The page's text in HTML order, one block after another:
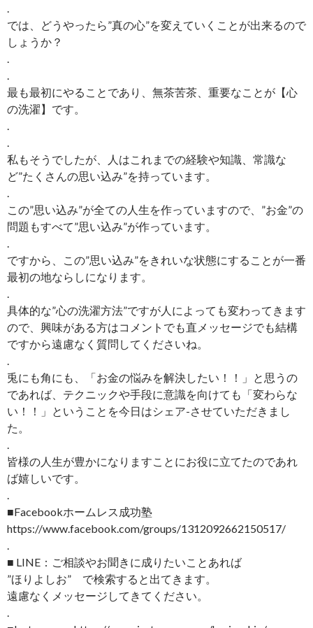
.
では、どうやったら”真の心”を変えていくことが出来るので
しょうか？
.
.
最も最初にやることであり、無茶苦茶、重要なことが【心
の洗濯】です。
.
.
私もそうでしたが、人はこれまでの経験や知識、常識な
ど”たくさんの思い込み”を持っています。
.
この”思い込み”が全ての人生を作っていますので、”お金”の
問題もすべて”思い込み”が作っています。
.
ですから、この”思い込み”をきれいな状態にすることが一番
最初の地ならしになります。
.
具体的な”心の洗濯方法”ですが人によっても変わってきます
ので、興味がある方はコメントでも直メッセージでも結構
ですから遠慮なく質問してくださいね。
.
兎にも角にも、「お金の悩みを解決したい！！」と思うの
であれば、テクニックや手段に意識を向けても「変わらな
い！！」ということを今日はシェア-させていただきまし
た。
.
皆様の人生が豊かになりますことにお役に立てたのであれ
ば嬉しいです。
.
■Facebookホームレス成功塾
https://www.facebook.com/groups/1312092662150517/
.
■ LINE：ご相談やお聞きに成りたいことあれば
”ほりよしお” で検索すると出てきます。
遠慮なくメッセージしてきてください。
.